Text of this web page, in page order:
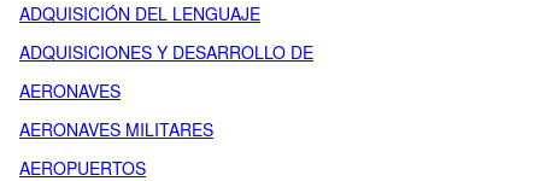
ADQUISICIÓN DEL LENGUAJE
ADQUISICIONES Y DESARROLLO DE
AERONAVES
AERONAVES MILITARES
AEROPUERTOS